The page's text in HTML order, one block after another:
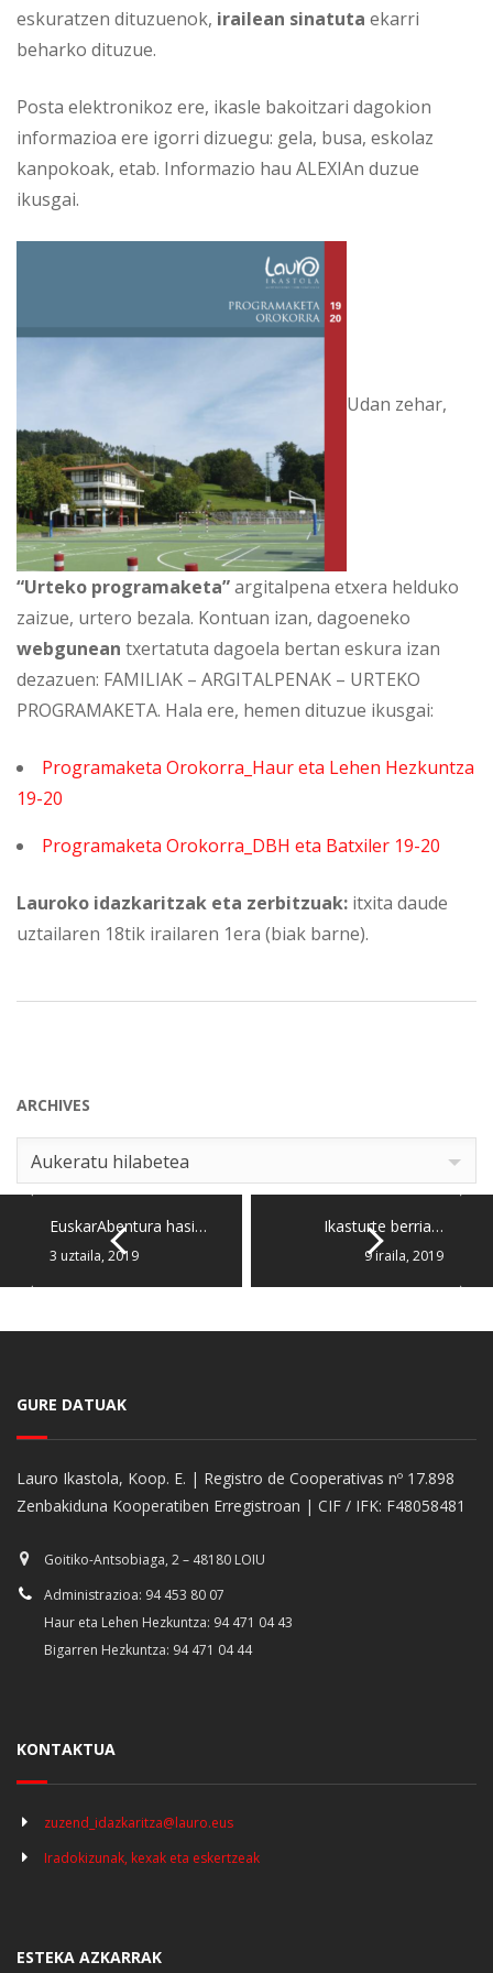
eskuratzen dituzuenok, irailean sinatuta ekarri
beharko dituzue.
Posta elektronikoz ere, ikasle bakoitzari dagokion
informazioa ere igorri dizuegu: gela, busa, eskolaz
kanpokoak, etab. Informazio hau ALEXIAn duzue
ikusgai.
Udan zehar,
“Urteko programaketa”argitalpena etxera helduko
zaizue, urtero bezala. Kontuan izan, dagoeneko
webgunean txertatuta dagoela bertan eskura izan
dezazuen: FAMILIAK – ARGITALPENAK – URTEKO
PROGRAMAKETA. Hala ere, hemen dituzue ikusgai:
Programaketa Orokorra_Haur eta Lehen Hezkuntza
19-20
Programaketa Orokorra_DBH eta Batxiler 19-20
Lauroko idazkaritzak eta zerbitzuak: itxita daude
uztailaren 18tik irailaren 1era (biak barne).
ARCHIVES
Archives
Aukeratu hilabetea
EuskarAbentura hasi…
3 uztaila, 2019
Ikasturte berria…
9 iraila, 2019
GURE DATUAK
Lauro Ikastola, Koop. E. | Registro de Cooperativas nº 17.898
Zenbakiduna Kooperatiben Erregistroan | CIF / IFK: F48058481
Goitiko-Antsobiaga, 2 – 48180 LOIU
Administrazioa: 94 453 80 07
Haur eta Lehen Hezkuntza: 94 471 04 43
Bigarren Hezkuntza: 94 471 04 44
KONTAKTUA
zuzend_idazkaritza@lauro.eus
Iradokizunak, kexak eta eskertzeak
ESTEKA AZKARRAK